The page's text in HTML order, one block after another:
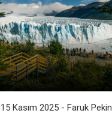
15 Kasım 2025 - Faruk Pekin